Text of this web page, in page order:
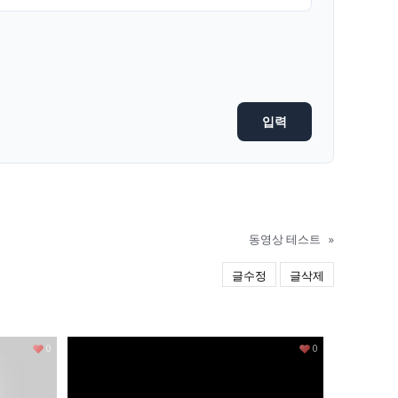
동영상 테스트 »
글수정 글삭제
0 0